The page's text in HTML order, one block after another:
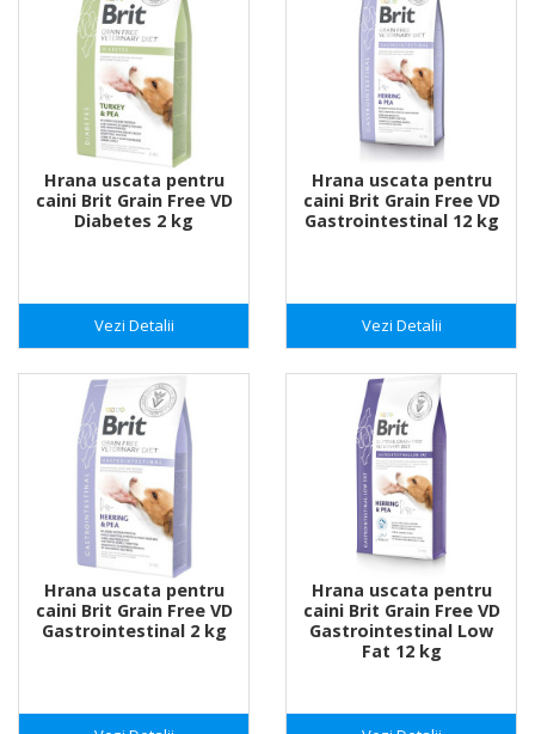
Hrana uscata pentru
caini Brit Grain Free VD
Diabetes 2 kg
Vezi Detalii
Hrana uscata pentru
caini Brit Grain Free VD
Gastrointestinal 12 kg
Vezi Detalii
Hrana uscata pentru
caini Brit Grain Free VD
Gastrointestinal 2 kg
Hrana uscata pentru
caini Brit Grain Free VD
Gastrointestinal Low
Fat 12 kg